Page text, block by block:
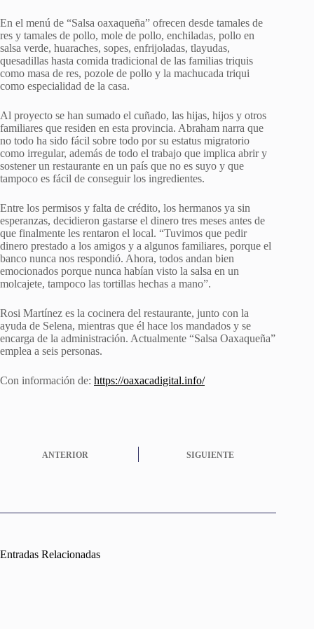
En el menú de “Salsa oaxaqueña” ofrecen desde tamales de
res y tamales de pollo, mole de pollo, enchiladas, pollo en
salsa verde, huaraches, sopes, enfrijoladas, tlayudas,
quesadillas hasta comida tradicional de las familias triquis
como masa de res, pozole de pollo y la machucada triqui
como especialidad de la casa.
Al proyecto se han sumado el cuñado, las hijas, hijos y otros
familiares que residen en esta provincia. Abraham narra que
no todo ha sido fácil sobre todo por su estatus migratorio
como irregular, además de todo el trabajo que implica abrir y
sostener un restaurante en un país que no es suyo y que
tampoco es fácil de conseguir los ingredientes.
Entre los permisos y falta de crédito, los hermanos ya sin
esperanzas, decidieron gastarse el dinero tres meses antes de
que finalmente les rentaron el local. “Tuvimos que pedir
dinero prestado a los amigos y a algunos familiares, porque el
banco nunca nos respondió. Ahora, todos andan bien
emocionados porque nunca habían visto la salsa en un
molcajete, tampoco las tortillas hechas a mano”.
Rosi Martínez es la cocinera del restaurante, junto con la
ayuda de Selena, mientras que él hace los mandados y se
encarga de la administración. Actualmente “Salsa Oaxaqueña”
emplea a seis personas.
Con información de: https://oaxacadigital.info/
ANTERIOR SIGUIENTE
Entradas Relacionadas